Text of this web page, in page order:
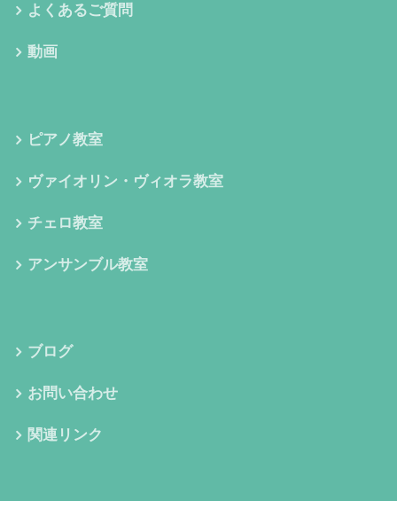
よくあるご質問
動画
ピアノ教室
ヴァイオリン・ヴィオラ教室
チェロ教室
アンサンブル教室
ブログ
お問い合わせ
関連リンク